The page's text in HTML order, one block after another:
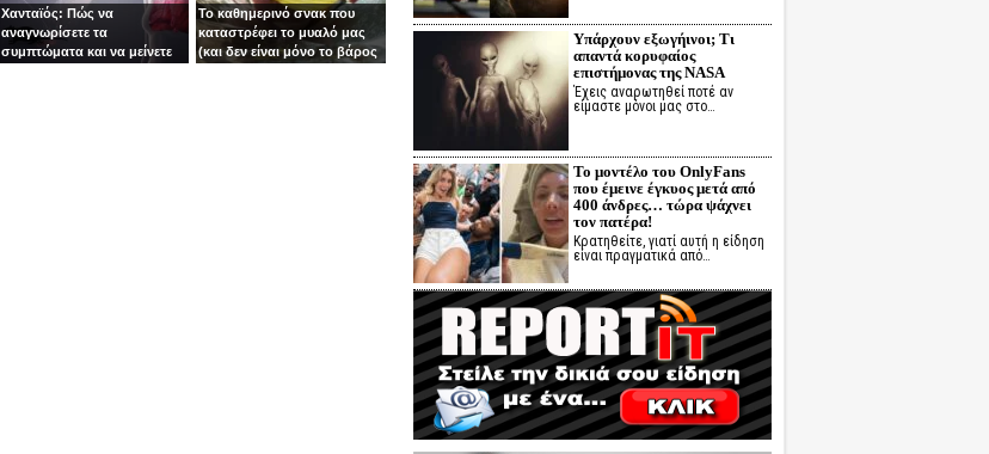
Χανταϊός: Πώς να
αναγνωρίσετε τα
συμπτώματα και να μείνετε
Το καθημερινό σνακ που
καταστρέφει το μυαλό μας
(και δεν είναι μόνο το βάρος
Υπάρχουν εξωγήινοι; Τι
απαντά κορυφαίος
επιστήμονας της NASA
Έχεις αναρωτηθεί ποτέ αν
είμαστε μόνοι μας στο…
Το μοντέλο του OnlyFans
που έμεινε έγκυος μετά από
400 άνδρες… τώρα ψάχνει
τον πατέρα!
Κρατηθείτε, γιατί αυτή η είδηση
είναι πραγματικά από…